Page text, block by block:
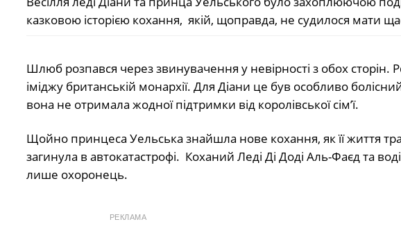
казковою історією кохання, якій, щоправда, не судилося мати
Шлюб розпався через звинувачення у невірності з обох
іміджу британській монархії. Для Діани це був особливо
вона не отримала жодної підтримки від королівської сім’ї.
Щойно принцеса Уельська знайшла нове кохання, як її життя
загинула в автокатастрофі. Коханий Леді Ді Доді Аль-Фаєд та
лише охоронець.
РЕКЛАМА